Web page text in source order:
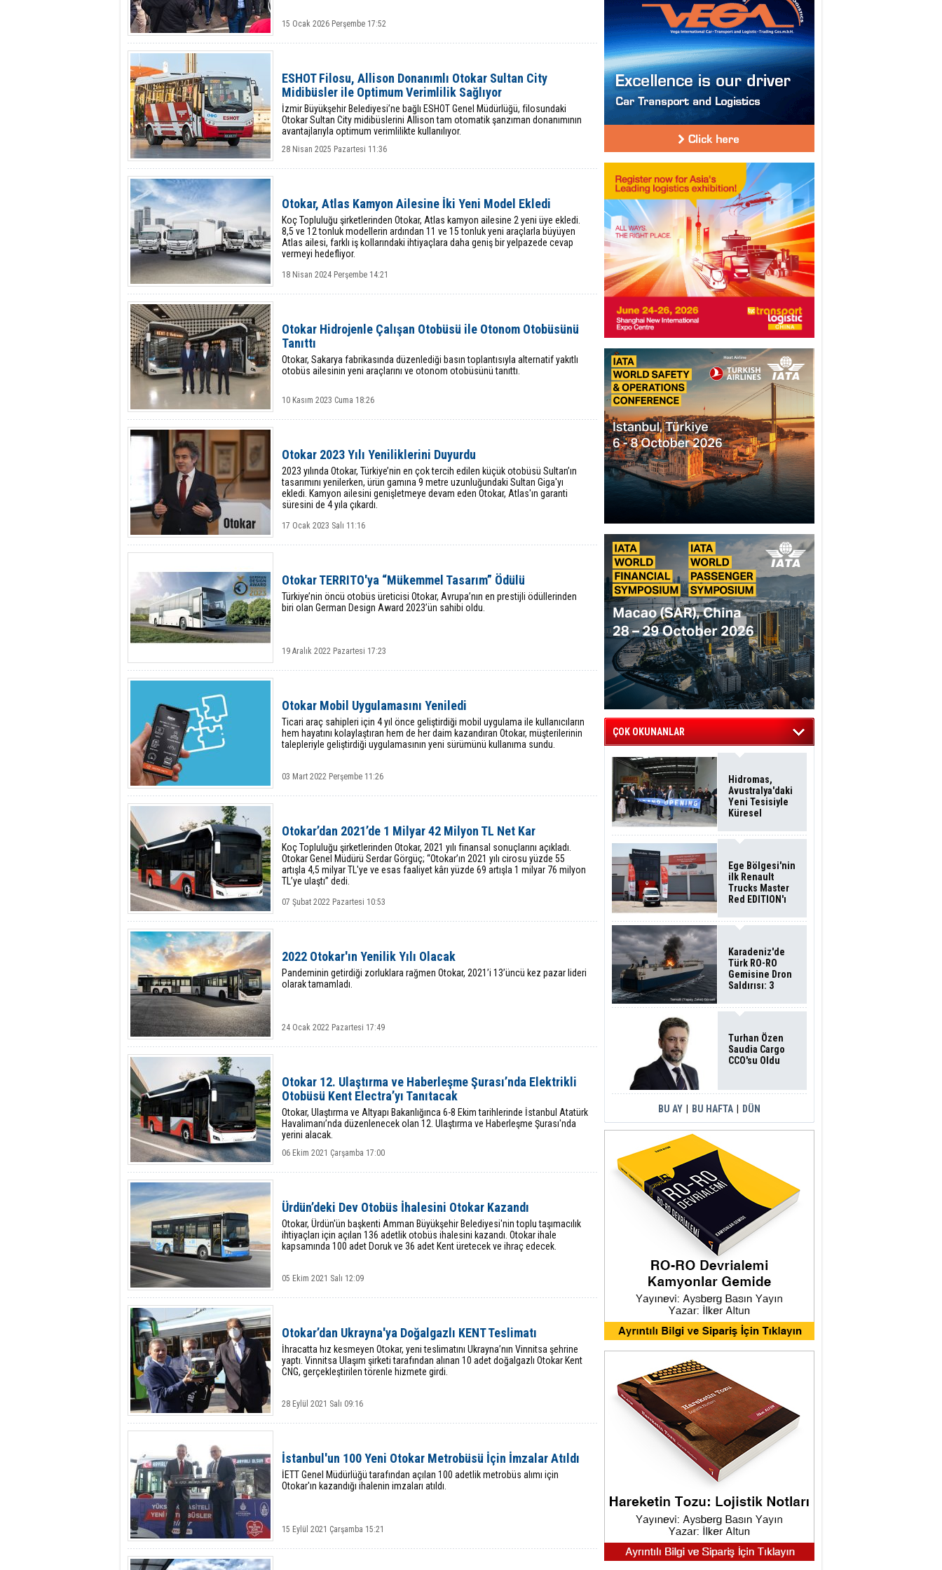
15 Ocak 2026 Perşembe 17:52
ESHOT Filosu, Allison Donanımlı Otokar Sultan City
Midibüsler ile Optimum Verimlilik Sağlıyor
İzmir Büyükşehir Belediyesi’ne bağlı ESHOT Genel Müdürlüğü, filosundaki
Otokar Sultan City midibüslerini Allison tam otomatik şanzıman donanımının
avantajlarıyla optimum verimlilikte kullanılıyor.
28 Nisan 2025 Pazartesi 11:36
Otokar, Atlas Kamyon Ailesine İki Yeni Model Ekledi
Koç Topluluğu şirketlerinden Otokar, Atlas kamyon ailesine 2 yeni üye ekledi.
8,5 ve 12 tonluk modellerin ardından 11 ve 15 tonluk yeni araçlarla büyüyen
Atlas ailesi, farklı iş kollarındaki ihtiyaçlara daha geniş bir yelpazede cevap
vermeyi hedefliyor.
18 Nisan 2024 Perşembe 14:21
Otokar Hidrojenle Çalışan Otobüsü ile Otonom Otobüsünü
Tanıttı
Otokar, Sakarya fabrikasında düzenlediği basın toplantısıyla alternatif yakıtlı
otobüs ailesinin yeni araçlarını ve otonom otobüsünü tanıttı.
10 Kasım 2023 Cuma 18:26
Otokar 2023 Yılı Yeniliklerini Duyurdu
2023 yılında Otokar, Türkiye’nin en çok tercih edilen küçük otobüsü Sultan’ın
tasarımını yenilerken, ürün gamına 9 metre uzunluğundaki Sultan Giga'yı
ekledi. Kamyon ailesini genişletmeye devam eden Otokar, Atlas'ın garanti
süresini de 4 yıla çıkardı.
17 Ocak 2023 Salı 11:16
Otokar TERRITO'ya “Mükemmel Tasarım” Ödülü
Türkiye’nin öncü otobüs üreticisi Otokar, Avrupa’nın en prestijli ödüllerinden
biri olan German Design Award 2023’ün sahibi oldu.
19 Aralık 2022 Pazartesi 17:23
Otokar Mobil Uygulamasını Yeniledi
Ticari araç sahipleri için 4 yıl önce geliştirdiği mobil uygulama ile kullanıcıların
hem hayatını kolaylaştıran hem de her daim kazandıran Otokar, müşterilerinin
talepleriyle geliştirdiği uygulamasının yeni sürümünü kullanıma sundu.
03 Mart 2022 Perşembe 11:26
Otokar’dan 2021’de 1 Milyar 42 Milyon TL Net Kar
Koç Topluluğu şirketlerinden Otokar, 2021 yılı finansal sonuçlarını açıkladı.
Otokar Genel Müdürü Serdar Görgüç; “Otokar’ın 2021 yılı cirosu yüzde 55
artışla 4,5 milyar TL'ye ve esas faaliyet kârı yüzde 69 artışla 1 milyar 76 milyon
TL’ye ulaştı” dedi.
07 Şubat 2022 Pazartesi 10:53
2022 Otokar'ın Yenilik Yılı Olacak
Pandeminin getirdiği zorluklara rağmen Otokar, 2021’i 13’üncü kez pazar lideri
olarak tamamladı.
24 Ocak 2022 Pazartesi 17:49
Otokar 12. Ulaştırma ve Haberleşme Şurası’nda Elektrikli
Otobüsü Kent Electra’yı Tanıtacak
Otokar, Ulaştırma ve Altyapı Bakanlığınca 6-8 Ekim tarihlerinde İstanbul Atatürk
Havalimanı’nda düzenlenecek olan 12. Ulaştırma ve Haberleşme Şurası'nda
yerini alacak.
06 Ekim 2021 Çarşamba 17:00
Ürdün’deki Dev Otobüs İhalesini Otokar Kazandı
Otokar, Ürdün'ün başkenti Amman Büyükşehir Belediyesi'nin toplu taşımacılık
ihtiyaçları için açılan 136 adetlik otobüs ihalesini kazandı. Otokar ihale
kapsamında 100 adet Doruk ve 36 adet Kent üretecek ve ihraç edecek.
05 Ekim 2021 Salı 12:09
Otokar’dan Ukrayna'ya Doğalgazlı KENT Teslimatı
İhracatta hız kesmeyen Otokar, yeni teslimatını Ukrayna’nın Vinnitsa şehrine
yaptı. Vinnitsa Ulaşım şirketi tarafından alınan 10 adet doğalgazlı Otokar Kent
CNG, gerçekleştirilen törenle hizmete girdi.
28 Eylül 2021 Salı 09:16
İstanbul'un 100 Yeni Otokar Metrobüsü İçin İmzalar Atıldı
İETT Genel Müdürlüğü tarafından açılan 100 adetlik metrobüs alımı için
Otokar'ın kazandığı ihalenin imzaları atıldı.
15 Eylül 2021 Çarşamba 15:21
ÇOK OKUNANLAR
Hidromas,
Avustralya'daki
Yeni Tesisiyle
Küresel
Sürdürüyor
Ege Bölgesi'nin
ilk Renault
Trucks Master
Red EDITION'ı
Filosuna Katıldı
Karadeniz'de
Türk RO-RO
Gemisine Dron
Saldırısı: 3
Durumu Ağır
Turhan Özen
Saudia Cargo
CCO'su Oldu
BU AY BU HAFTA DÜN